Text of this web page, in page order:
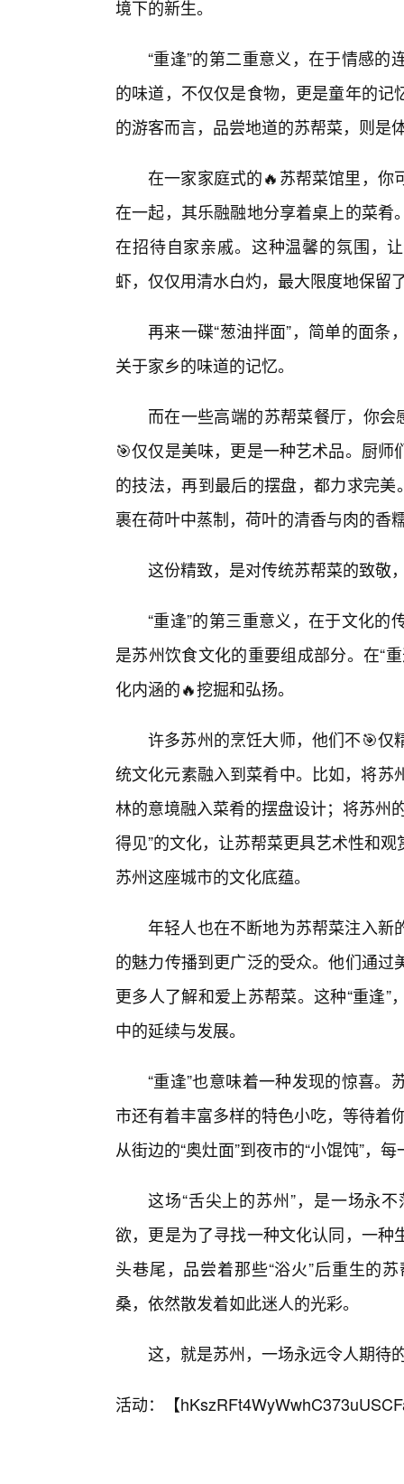
境下的新生。
“重逢”的第二重意义，在于情感
的味道，不仅仅是食物，更是童年的
的游客而言，品尝地道的苏帮菜，则是
在一家家庭式的🔥苏帮菜馆里，你
在一起，其乐融融地分享着桌上的菜
在招待自家亲戚。这种温馨的氛围，
虾，仅仅用清水白灼，最大限度地保留
再来一碟“葱油拌面”，简单的面
关于家乡的味道的记忆。
而在一些高端的苏帮菜餐厅，你会
🎯仅仅是美味，更是一种艺术品。厨
的技法，再到最后的摆盘，都力求完
裹在荷叶中蒸制，荷叶的清香与肉的香
这份精致，是对传统苏帮菜的致敬
“重逢”的第三重意义，在于文化
是苏州饮食文化的重要组成部分。在“
化内涵的🔥挖掘和弘扬。
许多苏州的烹饪大师，他们不🎯仅
统文化元素融入到菜肴中。比如，将
林的意境融入菜肴的摆盘设计；将苏州
得见”的文化，让苏帮菜更具艺术性和
苏州这座城市的文化底蕴。
年轻人也在不断地为苏帮菜注入新
的魅力传播到更广泛的受众。他们通
更多人了解和爱上苏帮菜。这种“重逢
中的延续与发展。
“重逢”也意味着一种发现的惊喜
市还有着丰富多样的特色小吃，等待着
从街边的“奥灶面”到夜市的“小馄饨”，
这场“舌尖上的苏州”，是一场永
欲，更是为了寻找一种文化认同，一
头巷尾，品尝着那些“浴火”后重生的
桑，依然散发着如此迷人的光彩。
这，就是苏州，一场永远令人期待
活动：【